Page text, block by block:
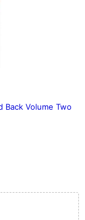
Back Volume Two